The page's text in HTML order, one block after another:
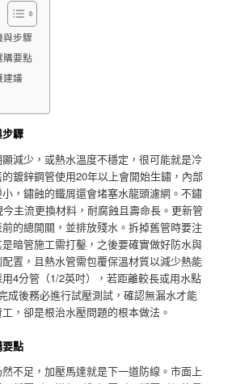
與步驟
購要點
建議
驟
減少，或熱水溫度不穩定，很可能就是冷
鍍鋅鋼管使用20年以上會開始生鏽，內部
，鏽蝕的鐵屑還會堵塞水龍頭濾網。不鏽
主流更換材料，耐腐蝕且壽命長。更新管
的總開關，並排放殘水。拆掉舊管時要注
暗管施工需打鑿，之後要確實做好防水與
置，且熱水管需包覆保溫材質以減少熱能
4分管（1/2英吋），若距離較長或用水點
成後務必進行試壓測試，確認無漏水才能
，卻是根治水壓問題的根本做法。
點
不足，加壓馬達就是下一道防線。市面上